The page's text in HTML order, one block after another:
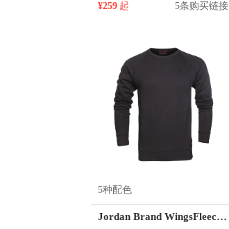
¥259 起 5条购买链接
5种配色
Jordan Brand WingsFleece 针织速干抓绒长袖卫衣 860195